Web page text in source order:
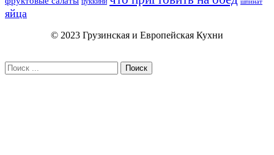
яйца
© 2023 Грузинская и Европейская Кухни